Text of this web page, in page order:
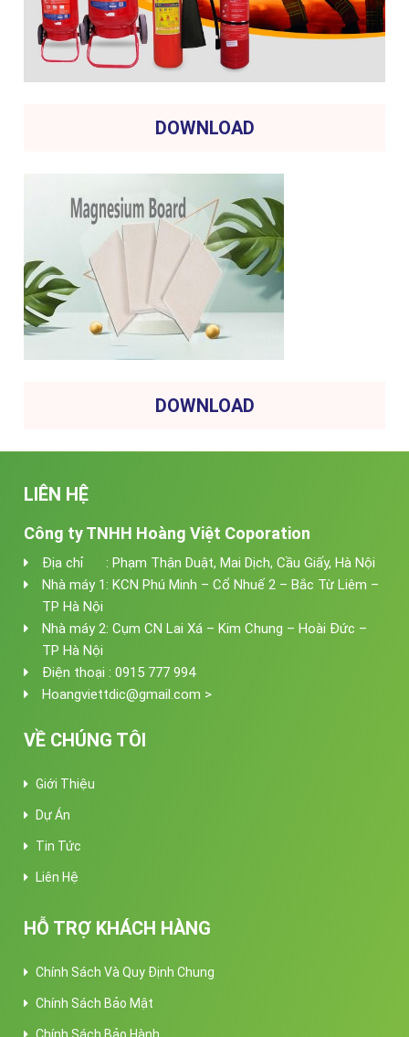
DOWNLOAD
DOWNLOAD
LIÊN HỆ
Công ty TNHH Hoàng Việt Coporation
Địa chỉ : Phạm Thận Duật, Mai Dịch, Cầu Giấy, Hà Nội
Nhà máy 1: KCN Phú Minh – Cổ Nhuế 2 – Bắc Từ Liêm –
TP Hà Nội
Nhà máy 2: Cụm CN Lai Xá – Kim Chung – Hoài Đức –
TP Hà Nội
Điện thoại : 0915 777 994
Hoangviettdic@gmail.com >
VỀ CHÚNG TÔI
Giới Thiệu
Dự Án
Tin Tức
Liên Hệ
HỖ TRỢ KHÁCH HÀNG
Chính Sách Và Quy Định Chung
Chính Sách Bảo Mật
Chính Sách Bảo Hành